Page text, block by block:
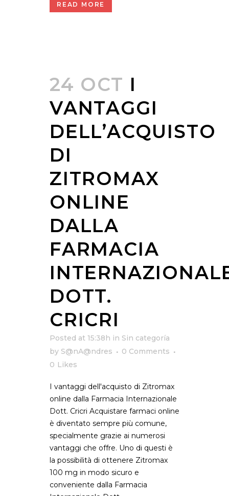
READ MORE
24 OCT I
VANTAGGI
DELL’ACQUISTO
DI
ZITROMAX
ONLINE
DALLA
FARMACIA
DOTT.
CRICRI
Posted at 15:38h in Sin categoría
by S@nA@ndres
0 Comments
0 Likes
I vantaggi dell'acquisto di Zitromax
online dalla Farmacia Internazionale
Dott. Cricri Acquistare farmaci online
è diventato sempre più comune,
specialmente grazie ai numerosi
vantaggi che offre. Uno di questi è
la possibilità di ottenere Zitromax
100 mg in modo sicuro e
conveniente dalla Farmacia